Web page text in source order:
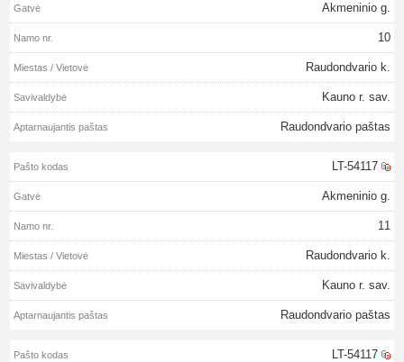
Akmeninio g.
10
Raudondvario k.
Kauno r. sav.
Raudondvario paštas
LT-54117
Akmeninio g.
11
Raudondvario k.
Kauno r. sav.
Raudondvario paštas
LT-54117